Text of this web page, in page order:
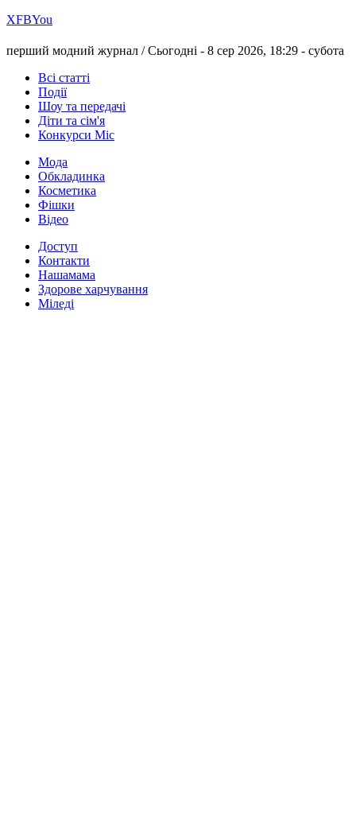
ХFBYou
перший модний журнал /Сьогодні - 8 сер 2026, 18:29 - субота
Всі статті
Події
Шоу та передачі
Діти та сім'я
Конкурси Міс
Мода
Обкладинка
Косметика
Фішки
Відео
Доступ
Контакти
Нашамама
Здорове харчування
Міледі